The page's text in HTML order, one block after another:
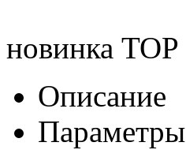
новинка TOP
Описание
Параметры